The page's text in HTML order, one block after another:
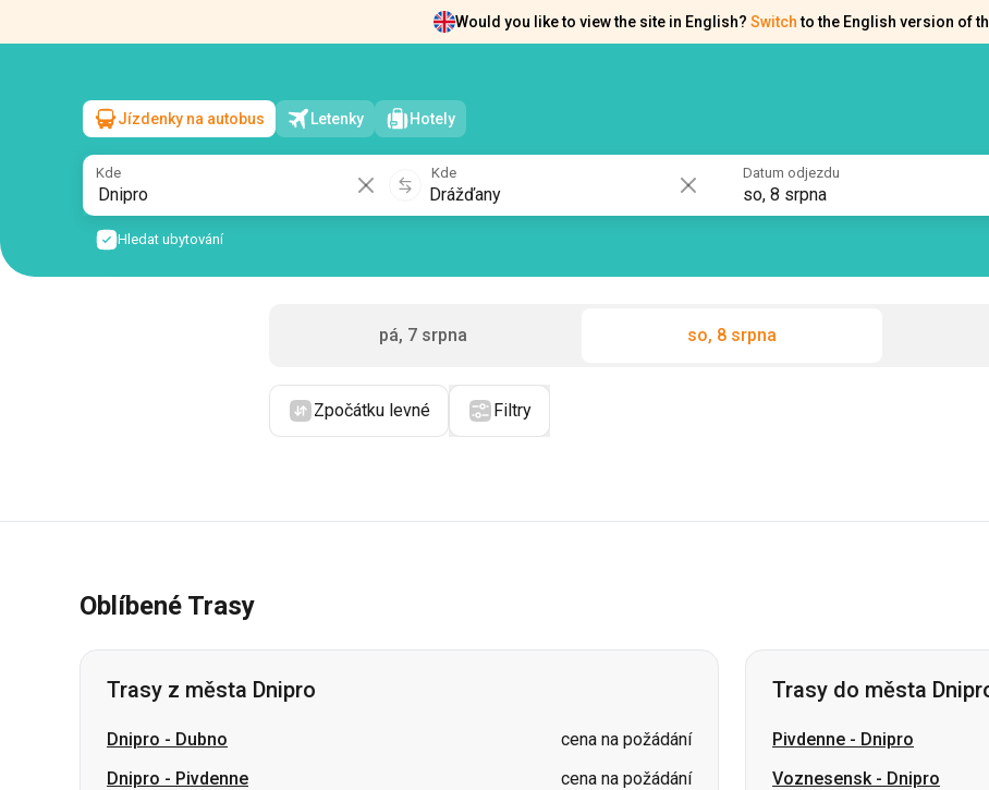
Would you like to view the site in English? Switch to the English version of
Dnipro→Drážďany
so, 8 srpna/1 cestující
Jízdenky na autobus Letenky Hotely
Kde Kde Datum odjezdu
so, 8 srpna
Hledat ubytování
pá, 7 srpna so, 8 srpna
Zpočátku levné Filtry
Oblíbené Trasy
Trasy z města Dnipro
Dnipro - Dubno
cena na požádání
Dnipro - Pivdenne
cena na požádání
Trasy do města
Pivdenne - Dnipro
Voznesensk- Dnipro